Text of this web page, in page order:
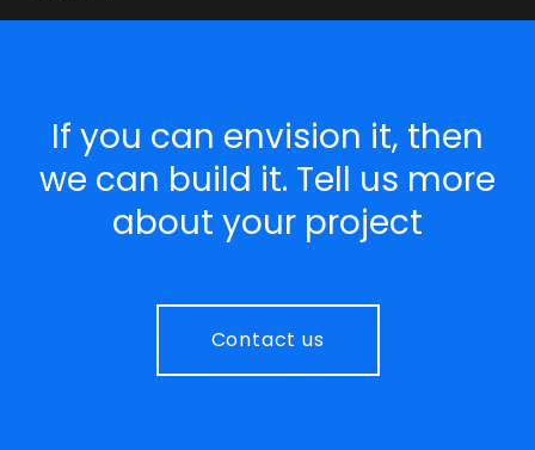
If you can envision it, then
we can build it. Tell us more
about your project
Contact us